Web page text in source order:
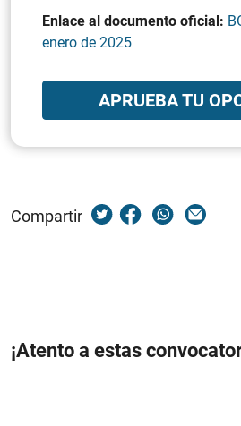
Enlace al documento oficial:
enero de 2025
APRUEBA TU
Compartir
¡Atento a estas